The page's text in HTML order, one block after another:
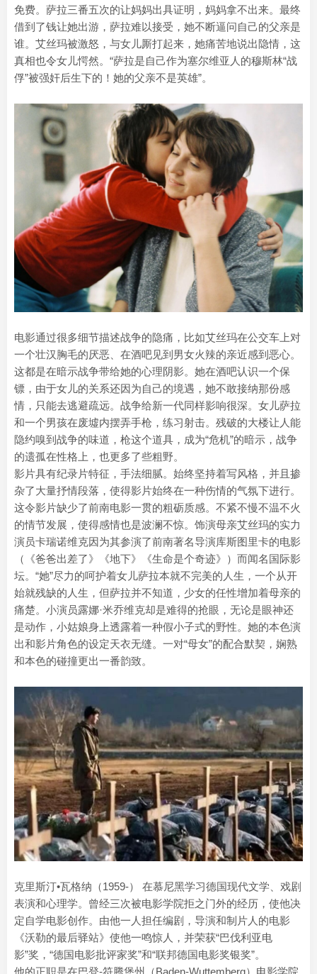
免费。萨拉三番五次的让妈妈出具证明，妈妈拿不出来。最终
借到了钱让她出游，萨拉难以接受，她不断逼问自己的父亲是
谁。艾丝玛被激怒，与女儿厮打起来，她痛苦地说出隐情，这
真相也令女儿愕然。“萨拉是自己作为塞尔维亚人的穆斯林“战
俘”被强奸后生下的！她的父亲不是英雄”。
电影通过很多细节描述战争的隐痛，比如艾丝玛在公交车上对
一个壮汉胸毛的厌恶、在酒吧见到男女火辣的亲近感到恶心。
这都是在暗示战争带给她的心理阴影。她在酒吧认识一个保
镖，由于女儿的关系还因为自己的境遇，她不敢接纳那份感
情，只能去逃避疏远。战争给新一代同样影响很深。女儿萨拉
和一个男孩在废墟内摆弄手枪，练习射击。残破的大楼让人能
隐约嗅到战争的味道，枪这个道具，成为“危机”的暗示，战争
的遗孤在性格上，也更多了些粗野。
影片具有纪录片特征，手法细腻。始终坚持着写风格，并且掺
杂了大量抒情段落，使得影片始终在一种伤情的气氛下进行。
这令影片缺少了前南电影一贯的粗砺质感。不紧不慢不温不火
的情节发展，使得感情也是波澜不惊。饰演母亲艾丝玛的实力
演员卡瑞诺维克因为其参演了前南著名导演库斯图里卡的电影
（《爸爸出差了》《地下》《生命是个奇迹》）而闻名国际影
坛。“她”尽力的呵护着女儿萨拉本就不完美的人生，一个从开
始就残缺的人生，但萨拉并不知道，少女的任性增加着母亲的
痛楚。小演员露娜·米乔维克却是难得的抢眼，无论是眼神还
是动作，小姑娘身上透露着一种假小子式的野性。她的本色演
出和影片角色的设定天衣无缝。一对“母女”的配合默契，娴熟
和本色的碰撞更出一番韵致。
克里斯汀•瓦格纳（1959-） 在慕尼黑学习德国现代文学、戏剧
表演和心理学。曾经三次被电影学院拒之门外的经历，使他决
定自学电影创作。由他一人担任编剧，导演和制片人的电影
《沃勒的最后驿站》使他一鸣惊人，并荣获“巴伐利亚电
影”奖，“德国电影批评家奖”和“联邦德国电影奖银奖”。